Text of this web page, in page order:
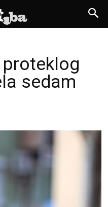
proteklog
sedam